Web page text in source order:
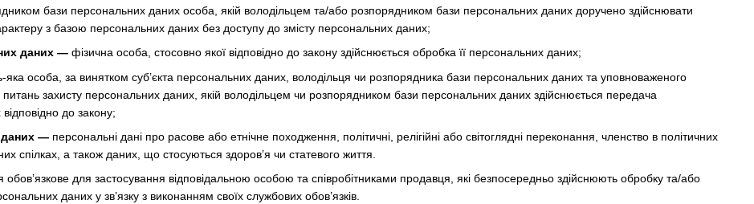
бази персональних даних особа, якій володільцем та/або розпорядником бази персональних даних доручено здійснювати
з базою персональних даних без доступу до змісту персональних даних;
даних — фізична особа, стосовно якої відповідно до закону здійснюється обробка її персональних даних;
яка особа, за винятком суб’єкта персональних даних, володільця чи розпорядника бази персональних даних та уповноваженого
захисту персональних даних, якій володільцем чи розпорядником бази персональних даних здійснюється передача
до закону;
даних — персональні дані про расове або етнічне походження, політичні, релігійні або світоглядні переконання, членство в політичних
спілках, а також даних, що стосуються здоров’я чи статевого життя.
для застосування відповідальною особою та співробітниками продавця, які безпосередньо здійснюють обробку та/або
даних у зв’язку з виконанням своїх службових обов’язків.